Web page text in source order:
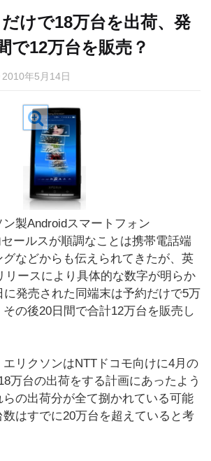
けで18万台を出荷、発
で12万台を販売？
2010年5月14日
製Androidスマートフォン
セールスが順調なことは携帯電話端
などからも伝えられてきたが、英
リースにより具体的な数字が明らか
に発売された同端末は予約だけで5万
の後20日間で合計12万台を販売し
リクソンはNTTドコモ向けに4月の
万台の出荷をする計画にあったよう
の出荷分が全て捌かれている可能
はすでに20万台を超えていると考